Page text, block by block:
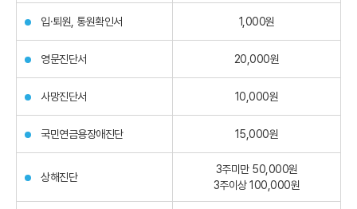
입·퇴원, 통원확인서 1,000원
영문진단서 20,000원
사망진단서 10,000원
국민연금용장애진단 15,000원
상해진단
3주미만 50,000원
3주이상 100,000원